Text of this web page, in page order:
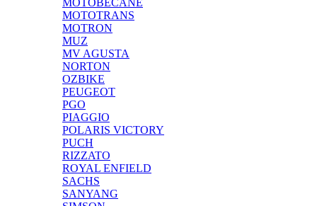
MOTOBECANE
MOTOTRANS
MOTRON
MUZ
MV AGUSTA
NORTON
OZBIKE
PEUGEOT
PGO
PIAGGIO
POLARIS VICTORY
PUCH
RIZZATO
ROYAL ENFIELD
SACHS
SANYANG